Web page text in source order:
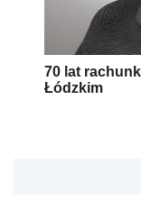
70 lat
Łódzkim